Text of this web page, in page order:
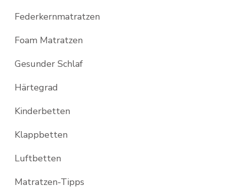
Federkernmatratzen
Foam Matratzen
Gesunder Schlaf
Härtegrad
Kinderbetten
Klappbetten
Luftbetten
Matratzen-Tipps